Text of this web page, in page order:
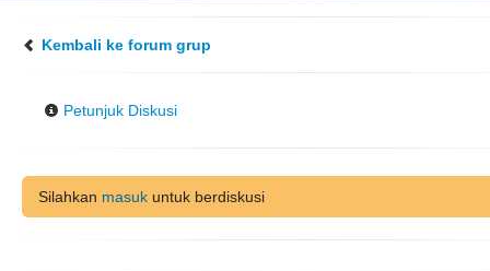
Kembali ke forum grup
Petunjuk Diskusi
Silahkan masuk untuk berdiskusi